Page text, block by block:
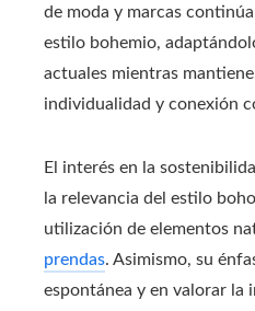
de moda y marcas
estilo bohemio,
actuales mientras
individualidad y conexión
El interés en la
la relevancia del estilo
utilización de elementos
prendas. Asimismo, su
espontánea y en valorar la